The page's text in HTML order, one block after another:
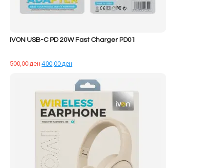
IVON USB-C PD 20W Fast Charger PD01
500,00денÇmimi
400,00ден
tanishëm
është: